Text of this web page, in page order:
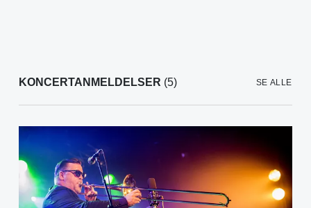
KONCERTANMELDELSER (5) SE ALLE